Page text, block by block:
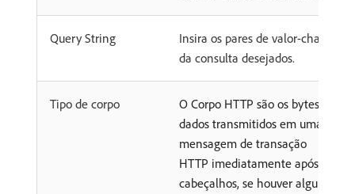
Query String
Insira os pares de valor-chave
da consulta desejados.
Tipo de corpo
O Corpo HTTP são os bytes de
dados transmitidos em uma
mensagem de transação
HTTP imediatamente após os
cabeçalhos, se houver algum a